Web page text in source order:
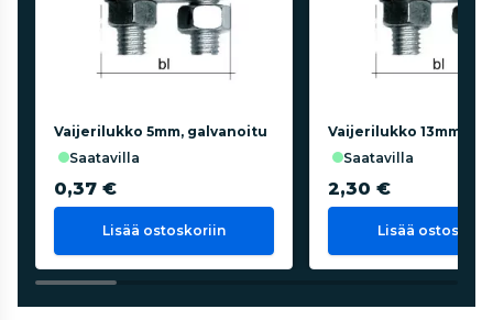
Vaijerilukko 5mm, galvanoitu
saatavilla
0,37 €
Lisää ostoskoriin
Vaijerilukko 13mm,
saatavilla
2,30 €
Lisää